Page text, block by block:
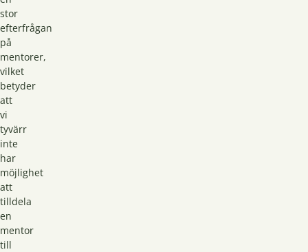
stor
efterfrågan
på
mentorer,
vilket
betyder
att
vi
tyvärr
inte
har
möjlighet
att
tilldela
en
mentor
till